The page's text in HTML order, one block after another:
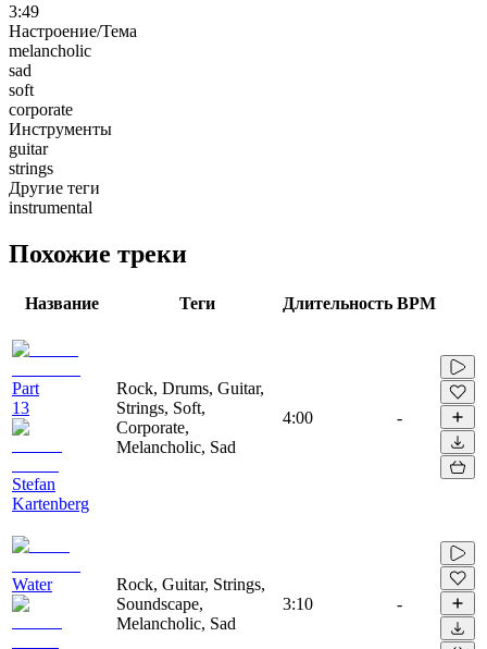
3:49
Настроение/Тема
melancholic
sad
soft
corporate
Инструменты
guitar
strings
Другие теги
instrumental
Похожие треки
Название Теги Длительность BPM
Part
13
Stefan
Kartenberg
Rock, Drums, Guitar,
Strings, Soft,
Corporate,
Melancholic, Sad
4:00 -
Water
Rock, Guitar, Strings,
Soundscape,
Melancholic, Sad
3:10 -